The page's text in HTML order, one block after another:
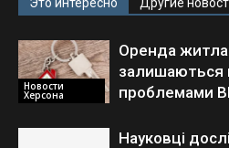
Новости
Херсона
Оренда житла
залишаються
проблемами
Науковці